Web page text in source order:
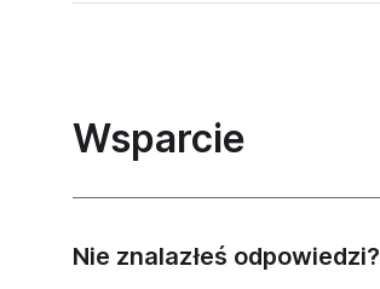
Wsparcie
Nie znalazłeś odpowiedzi?